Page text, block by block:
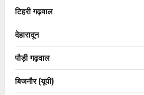
टिहरी गढ़वाल
देहारादून
पौड़ी गढ़वाल
बिजनौर (यूपी)